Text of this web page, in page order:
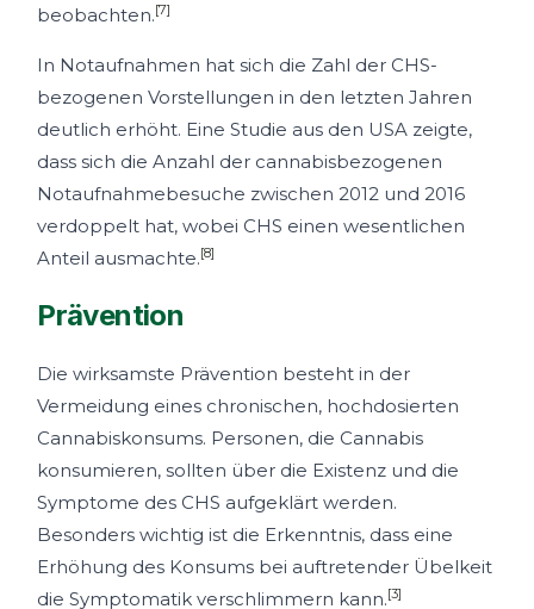
beobachten.[7]
In Notaufnahmen hat sich die Zahl der CHS-
bezogenen Vorstellungen in den letzten Jahren
deutlich erhöht. Eine Studie aus den USA zeigte,
dass sich die Anzahl der cannabisbezogenen
Notaufnahmebesuche zwischen 2012 und 2016
verdoppelt hat, wobei CHS einen wesentlichen
Anteil ausmachte.[8]
Prävention
Die wirksamste Prävention besteht in der
Vermeidung eines chronischen, hochdosierten
Cannabiskonsums. Personen, die Cannabis
konsumieren, sollten über die Existenz und die
Symptome des CHS aufgeklärt werden.
Besonders wichtig ist die Erkenntnis, dass eine
Erhöhung des Konsums bei auftretender Übelkeit
die Symptomatik verschlimmern kann.[3]